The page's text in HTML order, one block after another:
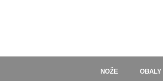
NOŽE